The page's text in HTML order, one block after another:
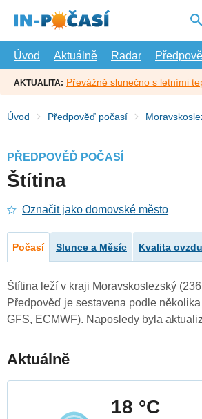
hlavní
Úvod
Aktuálně Radar
AKTUALITA: Převážně slunečno s letními
Úvod Předpověď počasí
PŘEDPOVĚĎ POČASÍ
Štítina
Označit jako domovské město
Počasí Slunce a Měsíc Kvalita
Štítina leží v kraji Moravskoslezský (236
Předpověď je sestavena podle
GFS, ECMWF). Naposledy byla
Aktuálně
18 °C